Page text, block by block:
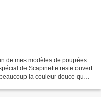
de mes modèles de poupées
de Scapinette reste ouvert
la couleur douce que